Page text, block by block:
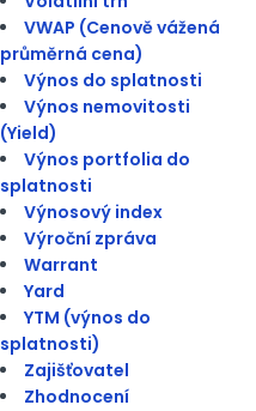
VWAP (Cenově vážená
průměrná cena)
Výnos do splatnosti
Výnos nemovitosti
(Yield)
Výnos portfolia do
splatnosti
Výnosový index
Výroční zpráva
Warrant
Yard
YTM (výnos do
splatnosti)
Zajišťovatel
Zhodnocení